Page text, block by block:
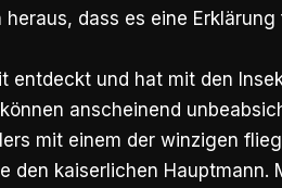
heraus, dass es eine
entdeckt und hat mit den
anscheinend
mit einem der winzigen
den kaiserlichen Hauptmann.